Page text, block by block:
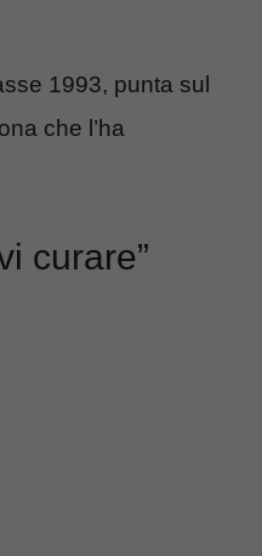
1993, punta sul
che l’ha
curare”